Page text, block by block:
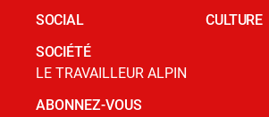
SOCIAL
SOCIÉTÉ
CULTURE
LE TRAVAILLEUR ALPIN
ABONNEZ-VOUS